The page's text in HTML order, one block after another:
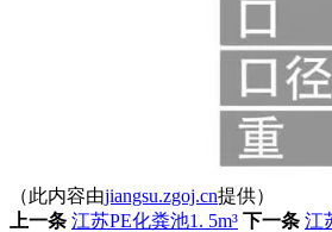
（此内容由jiangsu.zgoj.cn提供）
上一条 江苏PE化粪池1. 5m³ 下一条 江